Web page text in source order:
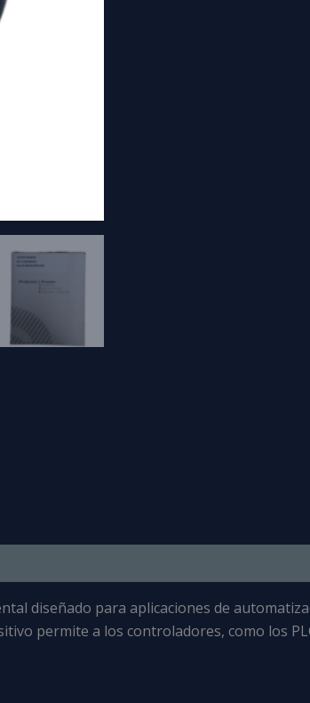
diseñado para aplicaciones de
permite a los controladores, como los